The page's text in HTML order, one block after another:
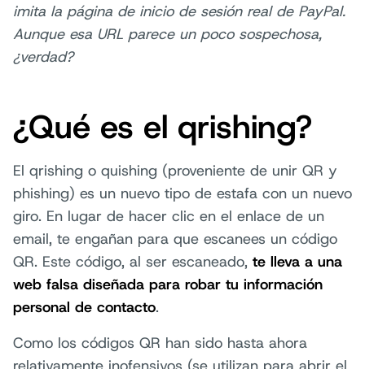
imita la página de inicio de sesión real de PayPal.
Aunque esa URL parece un poco sospechosa,
¿verdad?
¿Qué es el qrishing?
El qrishing o quishing (proveniente de unir QR y
phishing) es un nuevo tipo de estafa con un nuevo
giro. En lugar de hacer clic en el enlace de un
email, te engañan para que escanees un código
QR. Este código, al ser escaneado, te lleva a una
web falsa diseñada para robar tu información
personal de contacto.
Como los códigos QR han sido hasta ahora